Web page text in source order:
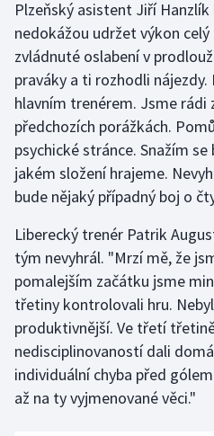
Plzeňský asistent Jiří
nedokážou udržet výkon
zvládnuté oslabení v
praváky a ti rozhodli nájezdy.
hlavním trenérem. Jsme rádi
předchozích porážkách.
psychické stránce. Snažím
jakém složení hrajeme.
bude nějaký případný boj o
Liberecký trenér Patrik
tým nevyhrál. "Mrzí mě, že
pomalejším začátku jsme
třetiny kontrolovali hru.
produktivnější. Ve třetí
nedisciplinovaností dali
individuální chyba před
až na ty vyjmenované věci."